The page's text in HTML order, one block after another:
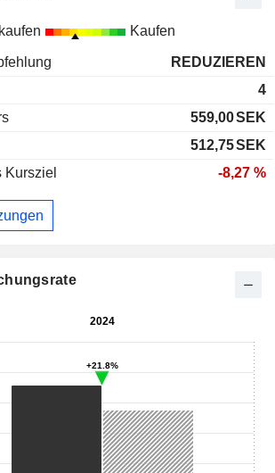
Kaufen
REDUZIEREN
4
559,00SEK
512,75SEK
Kursziel
-8,27 %